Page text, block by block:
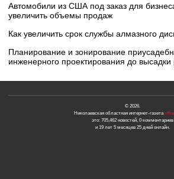
Автомобили из США под заказ для
увеличить объемы продаж
Как увеличить срок службы алмазного
Планирование и зонирование
инженерного проектирования до высадки
© 2026.
Николаевская областная интернет-газета
это: 705,462 новостей, 0 комментариев
и 19 лет 5 месяцев 25 дней онлайн.